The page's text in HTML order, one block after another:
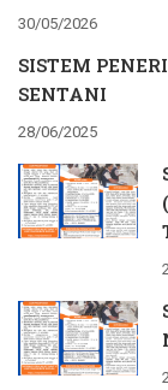
30/05/2026
SISTEM
SENTANI
28/06/2025